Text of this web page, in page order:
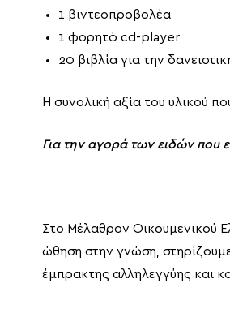
1 βιντεοπροβολέα
1 φορητό cd-player
20 βιβλία για την
Η συνολική αξία του υλικού
Για την αγορά των ειδών που
Στο Μέλαθρον Οικουμενικού
ώθηση στην γνώση,
έμπρακτης αλληλεγγύης και